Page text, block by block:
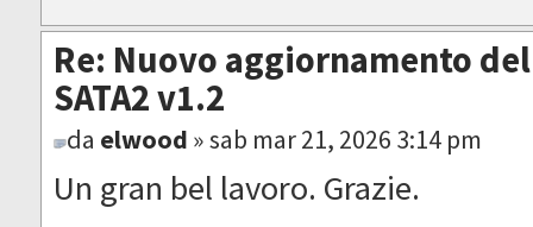
Re: Nuovo aggiornamento
SATA2 v1.2
da elwood » sab mar 21, 2026 3:14 pm
Un gran bel lavoro. Grazie.